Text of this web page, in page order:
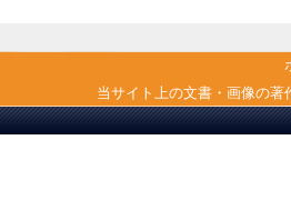
当サイト上の文書・画像の